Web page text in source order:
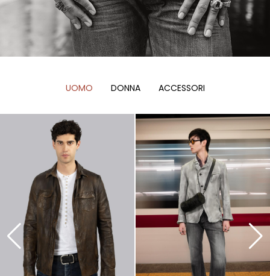
UOMO DONNA ACCESSORI